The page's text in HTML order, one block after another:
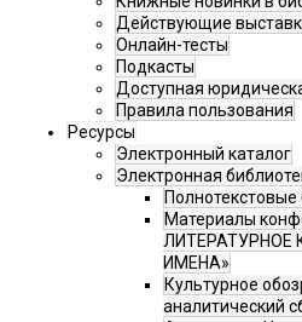
Действующие
Онлайн-тесты
Подкасты
Доступная
Правила пользования
Ресурсы
Электронный каталог
Электронная
Материалы
ЛИТЕРАТУРНОЕ
ИМЕНА»
Культурное
аналитический